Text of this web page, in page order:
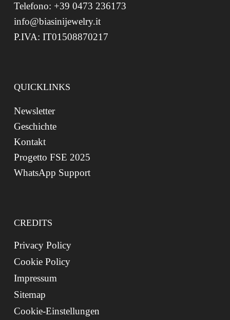
Telefono: +39 0473 236173
info@biasinijewelry.it
P.IVA: IT01508870217
QUICKLINKS
Newsletter
Geschichte
Kontakt
Progetto FSE 2025
WhatsApp Support
CREDITS
Privacy Policy
Cookie Policy
Impressum
Sitemap
Cookie-Einstellungen